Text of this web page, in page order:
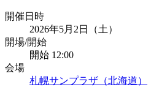
開催日時
2026年5月2日（土）
開場/開始
開始 12:00
会場
札幌サンプラザ（北海道）